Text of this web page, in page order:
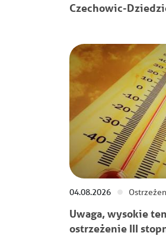
Czechowic-
04.08.2026
Uwaga, wysokie
ostrzeżenie III